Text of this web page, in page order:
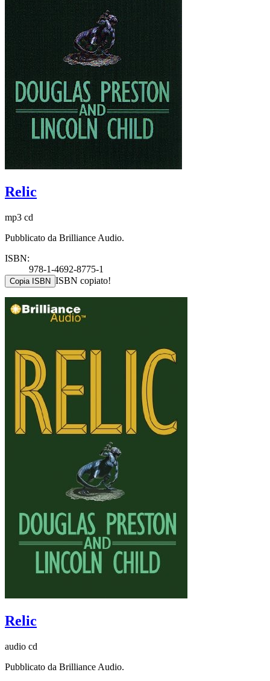
Relic
mp3 cd
Pubblicato da Brilliance Audio.
ISBN:
978-1-4692-8775-1
Copia ISBN ISBN copiato!
Relic
audio cd
Pubblicato da Brilliance Audio.